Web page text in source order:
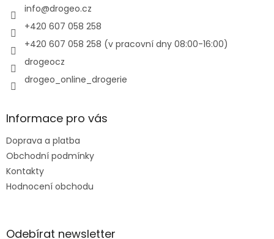
info@drogeo.cz
+420 607 058 258
+420 607 058 258 (v pracovní dny 08:00-16:00)
drogeocz
drogeo_online_drogerie
Informace pro vás
Doprava a platba
Obchodní podmínky
Kontakty
Hodnocení obchodu
Odebírat newsletter